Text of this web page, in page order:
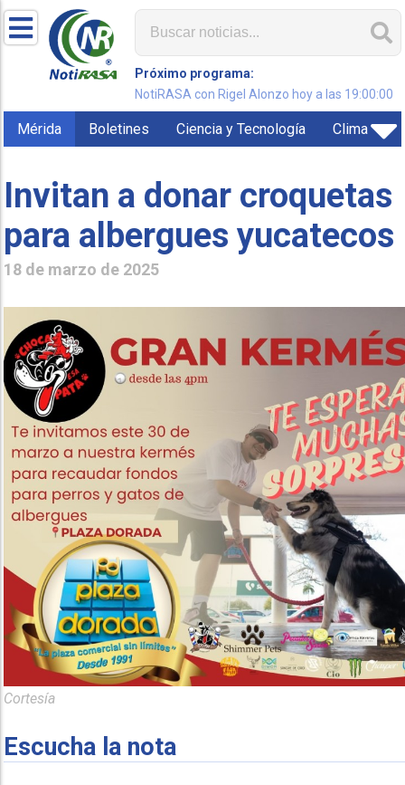
Próximo programa:
NotiRASA con Rigel Alonzo hoy a las 19:00:00
Mérida Boletines Ciencia y Tecnología Clima
Invitan a donar croquetas
para albergues yucatecos
18 de marzo de 2025
Cortesía
Escucha la nota